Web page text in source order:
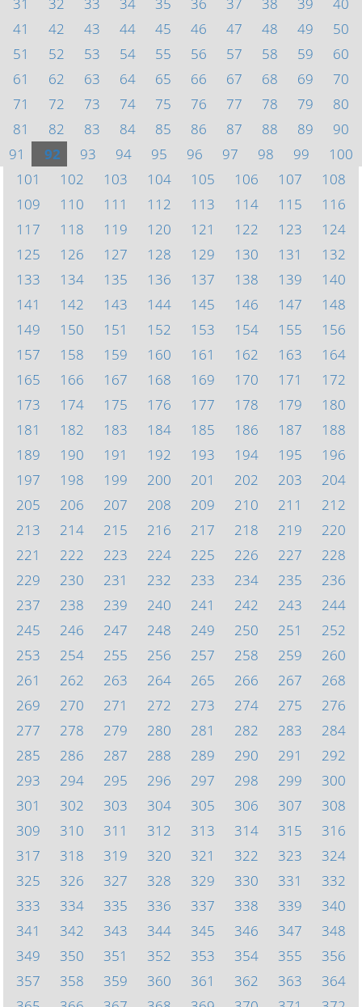
41
42 43 44 45 46 47 48 49
50
51
52 53 54 55 56 57 58 59
60
61
62 63 64 65 66 67 68 69
70
71
72 73 74 75 76 77 78 79
80
81
82 83 84 85 86 87 88 89
90
91
92 93 94 95 96 97 98 99
100
101
102 103 104 105 106 107
108
109
110 111 112 113 114 115
116
117
118 119 120 121 122 123
124
125
126 127 128 129 130 131
132
133
134 135 136 137 138 139
140
141
142 143 144 145 146 147
148
149
150 151 152 153 154 155
156
157
158 159 160 161 162 163
164
165
166 167 168 169 170 171
172
173
174 175 176 177 178 179
180
181
182 183 184 185 186 187
188
189
190 191 192 193 194 195
196
197
198 199 200 201 202 203
204
205
206 207 208 209 210 211
212
213
214 215 216 217 218 219
220
221
222 223 224 225 226 227
228
229
230 231 232 233 234 235
236
237
238 239 240 241 242 243
244
245
246 247 248 249 250 251
252
253
254 255 256 257 258 259
260
261
262 263 264 265 266 267
268
269
270 271 272 273 274 275
276
277
278 279 280 281 282 283
284
285
286 287 288 289 290 291
292
293
294 295 296 297 298 299
300
301
302 303 304 305 306 307
308
309
310 311 312 313 314 315
316
317
318 319 320 321 322 323
324
325
326 327 328 329 330 331
332
333
334 335 336 337 338 339
340
341
342 343 344 345 346 347
348
349
350 351 352 353 354 355
356
357
358 359 360 361 362 363
364